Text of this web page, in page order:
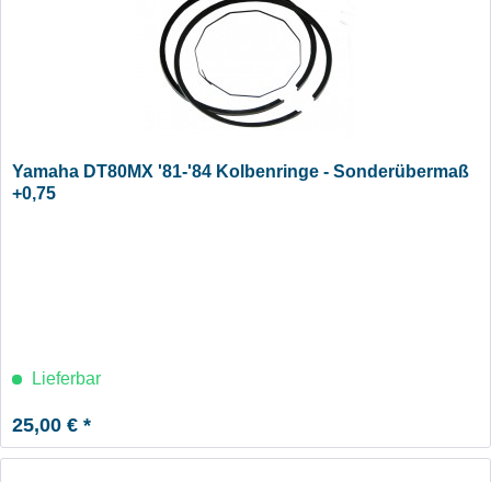
Yamaha DT80MX '81-'84 Kolbenringe - Sonderübermaß
+0,75
Lieferbar
25,00 € *